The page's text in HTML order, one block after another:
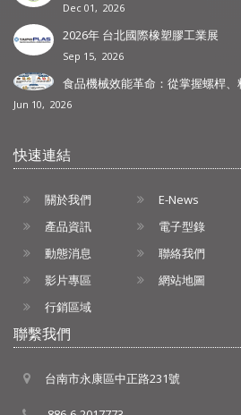
Dec 01, 2026
2026年 台北國際橡塑膠工業展
Sep 15, 2026
食品機械效能革命：從掌握螺桿、
Jun 10, 2026
快速連結
關於我們
產品資訊
動態消息
影片專區
行銷區域
E-News
電子型錄
聯絡我們
網站地圖
聯繫我們
台南市永康區中正路231號